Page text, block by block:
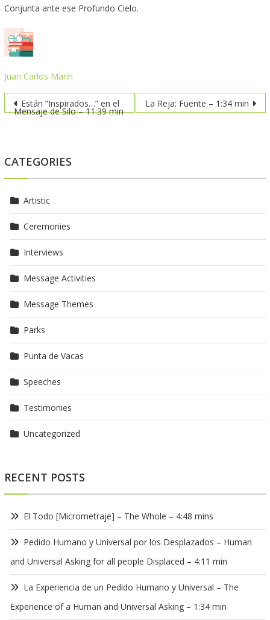
Conjunta ante ese Profundo Cielo.
Juan Carlos Marín
Post
Están “Inspirados…” en el
Mensaje de Silo – 11:39 min
La Reja: Fuente – 1:34 min
CATEGORIES
Artistic
Ceremonies
Interviews
Message Activities
Message Themes
Parks
Punta de Vacas
Speeches
Testimonies
Uncategorized
RECENT POSTS
El Todo [Micrometraje] – The Whole – 4:48 mins
Pedido Humano y Universal por los Desplazados – Human
and Universal Asking for all people Displaced – 4:11 min
La Experiencia de un Pedido Humano y Universal – The
Experience of a Human and Universal Asking – 1:34 min